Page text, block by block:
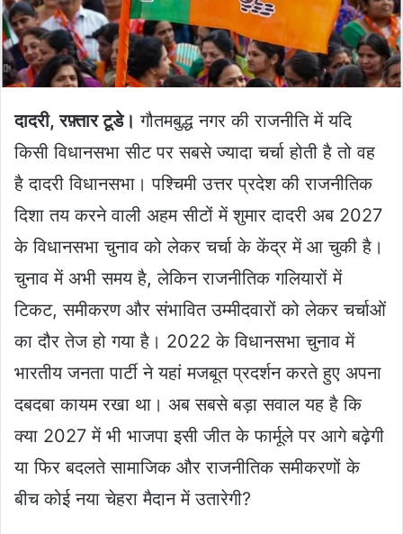
दादरी, रफ़्तार टूडे। गौतमबुद्ध नगर की राजनीति में यदि
किसी विधानसभा सीट पर सबसे ज्यादा चर्चा होती है तो वह
है दादरी विधानसभा। पश्चिमी उत्तर प्रदेश की राजनीतिक
दिशा तय करने वाली अहम सीटों में शुमार दादरी अब 2027
के विधानसभा चुनाव को लेकर चर्चा के केंद्र में आ चुकी है।
चुनाव में अभी समय है, लेकिन राजनीतिक गलियारों में
टिकट, समीकरण और संभावित उम्मीदवारों को लेकर चर्चाओं
का दौर तेज हो गया है। 2022 के विधानसभा चुनाव में
भारतीय जनता पार्टी ने यहां मजबूत प्रदर्शन करते हुए अपना
दबदबा कायम रखा था। अब सबसे बड़ा सवाल यह है कि
क्या 2027 में भी भाजपा इसी जीत के फार्मूले पर आगे बढ़ेगी
या फिर बदलते सामाजिक और राजनीतिक समीकरणों के
बीच कोई नया चेहरा मैदान में उतारेगी?